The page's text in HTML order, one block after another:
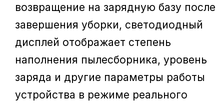
возвращение на зарядную базу после
завершения уборки, светодиодный
дисплей отображает степень
наполнения пылесборника, уровень
заряда и другие параметры работы
устройства в режиме реального